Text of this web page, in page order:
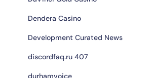
Dendera Casino
Development Curated News
discordfaq.ru 407
durhamvoice